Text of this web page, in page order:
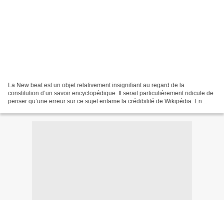
La New beat est un objet relativement insignifiant au regard de la
constitution d’un savoir encyclopédique. Il serait particulièrement ridicule de
penser qu’une erreur sur ce sujet entame la crédibilité de Wikipédia. En